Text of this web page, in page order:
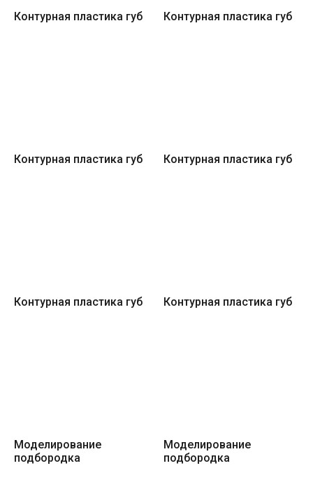
Контурная пластика губ Контурная пластика губ
Контурная пластика губ Контурная пластика губ
Контурная пластика губ Контурная пластика губ
Моделирование
подбородка
Моделирование
подбородка